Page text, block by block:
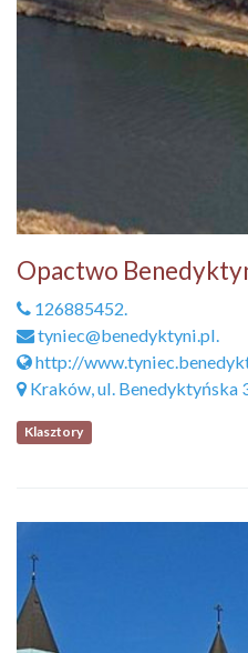
Opactwo
126885452.
tyniec@benedyktyni.pl.
http://
Kraków, ul. Benedyktyńska
Klasztory